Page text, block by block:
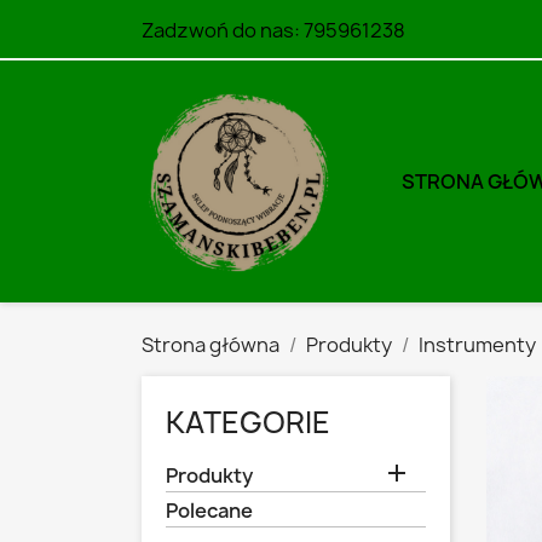
Zadzwoń do nas:795961238
STRONA
Strona główna Produkty Instrumenty
KATEGORIE
Produkty 
Polecane